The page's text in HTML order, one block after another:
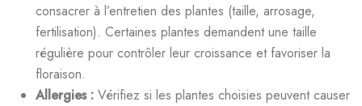
consacrer à l’entretien des plantes (taille, arrosage,
fertilisation). Certaines plantes demandent une taille
régulière pour contrôler leur croissance et favoriser la
floraison.
Allergies : Vérifiez si les plantes choisies peuvent causer